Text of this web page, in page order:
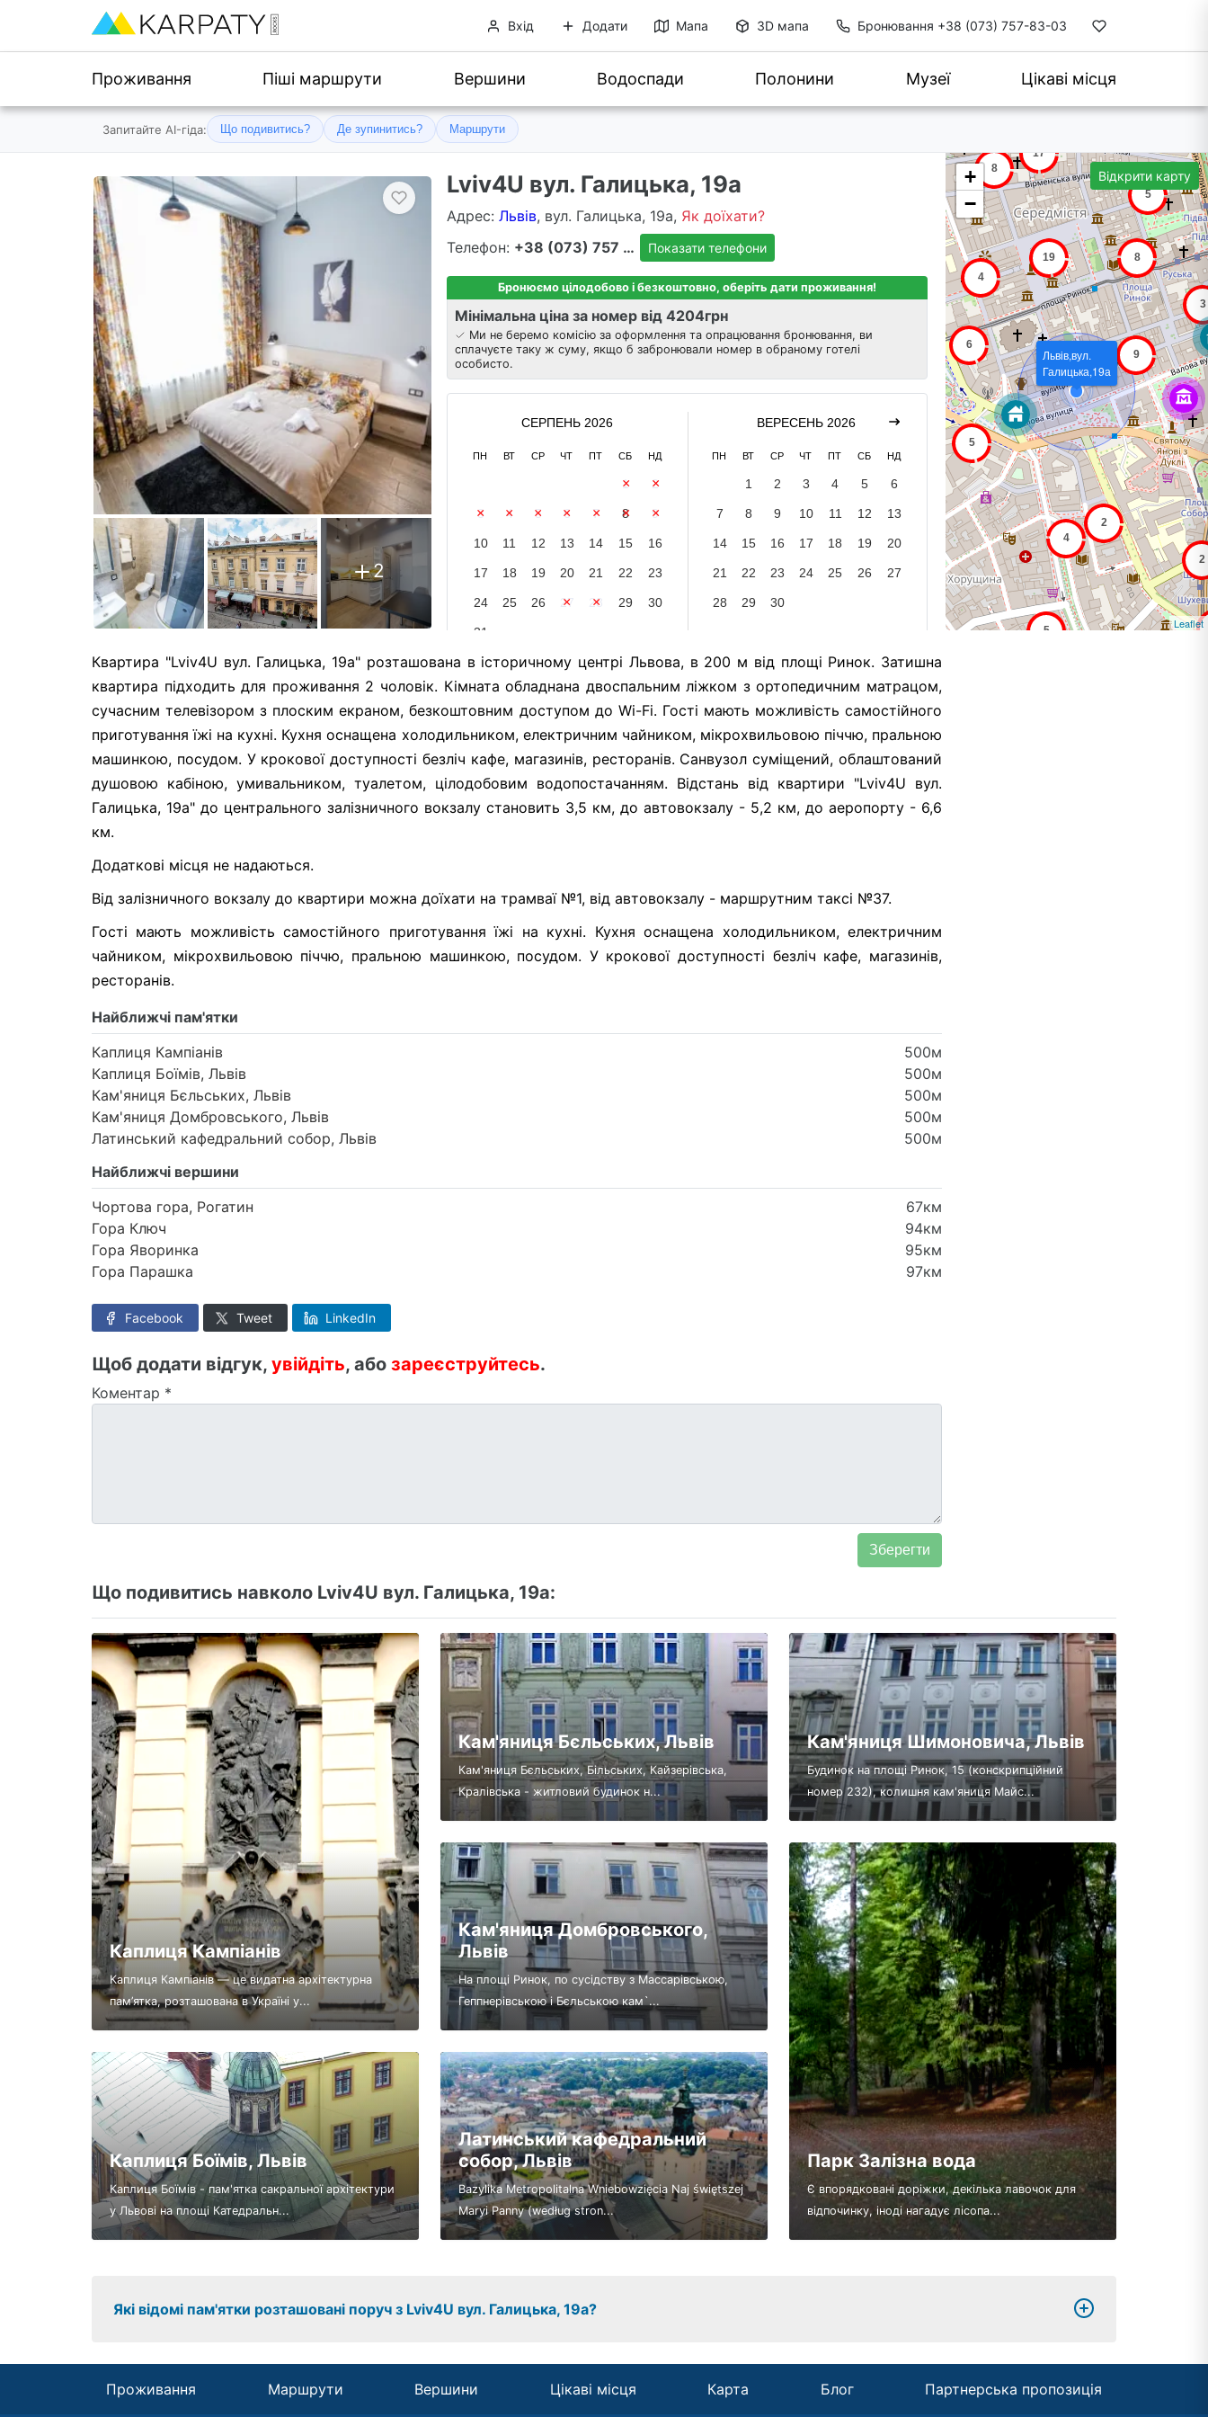
Вхід Додати Мапа 3D мапа Бронювання +38 (073) 757-83-03
Проживання Піші маршрути Вершини Водоспади Полонини Музеї Цікаві місця
Запитайте AI-гіда: Що подивитись? Де зупинитись? Маршрути
2
Lviv4U вул. Галицька, 19а
Адрес: Львів, вул. Галицька, 19а, Як доїхати?
Телефон:
+38 (073) 757 8303 Показати телефони
Бронюємо цілодобово і безкоштовно, оберіть дати проживання!
Мінімальна ціна за номер від 4204грн
Ми не беремо комісію за оформлення та опрацювання бронювання, ви
сплачуєте таку ж суму, якщо б забронювали номер в обраному готелі
особисто.
СЕРПЕНЬ 2026
ПН ВТ СР ЧТ ПТ СБ НД
1 2
3 4 5 6 7 8 9
10 11 12 13 14 15 16
17 18 19 20 21 22 23
24 25 26 27 28 29 30
31
ВЕРЕСЕНЬ 2026
ПН ВТ СР ЧТ ПТ СБ НД
1 2 3 4 5 6
7 8 9 10 11 12 13
14 15 16 17 18 19 20
21 22 23 24 25 26 27
28 29 30
Відкрити карту
Львів,вул.
Галицька,19а
+
−
Leaflet
Квартира "Lviv4U вул. Галицька, 19а" розташована в історичному центрі Львова, в 200 м від площі Ринок. Затишна
квартира підходить для проживання 2 чоловік. Кімната обладнана двоспальним ліжком з ортопедичним матрацом,
сучасним телевізором з плоским екраном, безкоштовним доступом до Wi-Fi. Гості мають можливість самостійного
приготування їжі на кухні. Кухня оснащена холодильником, електричним чайником, мікрохвильовою піччю, пральною
машинкою, посудом. У крокової доступності безліч кафе, магазинів, ресторанів. Санвузол суміщений, облаштований
душовою кабіною, умивальником, туалетом, цілодобовим водопостачанням. Відстань від квартири "Lviv4U вул.
Галицька, 19а" до центрального залізничного вокзалу становить 3,5 км, до автовокзалу - 5,2 км, до аеропорту - 6,6
км.
Додаткові місця не надаються.
Від залізничного вокзалу до квартири можна доїхати на трамваї №1, від автовокзалу - маршрутним таксі №37.
Гості мають можливість самостійного приготування їжі на кухні. Кухня оснащена холодильником, електричним
чайником, мікрохвильовою піччю, пральною машинкою, посудом. У крокової доступності безліч кафе, магазинів,
ресторанів.
Найближчі пам'ятки
Каплиця Кампіанів
500м
Каплиця Боїмів, Львів
500м
Кам'яниця Бєльських, Львів
500м
Кам'яниця Домбровського, Львів
500м
Латинський кафедральний собор, Львів
500м
Найближчі вершини
Чортова гора, Рогатин
67км
Гора Ключ
94км
Гора Яворинка
95км
Гора Парашка
97км
Facebook Tweet LinkedIn
Щоб додати відгук, увійдіть, або зареєструйтесь.
Коментар *
Що подивитись навколо Lviv4U вул. Галицька, 19а:
Каплиця Кампіанів
Каплиця Кампіанів — це видатна архітектурна
пам’ятка, розташована в Україні у...
Каплиця Боїмів, Львів
Каплиця Боїмів - пам'ятка сакральної архітектури
у Львові на площі Катедральн...
Кам'яниця Бєльських, Львів
Кам'яниця Бєльських, Більських, Кайзерівська,
Кралівська - житловий будинок н...
Кам'яниця Домбровського,
Львів
На площі Ринок, по сусідству з Массарівською,
Геппнерівською і Бєльською кам`...
Латинський кафедральний
собор, Львів
Bazylika Metropolitalna Wniebowzięcia Naj świętszej
Maryi Panny (według stron...
Кам'яниця Шимоновича, Львів
Будинок на площі Ринок, 15 (конскрипційний
номер 232), колишня кам'яниця Майс...
Парк Залізна вода
Є впорядковані доріжки, декілька лавочок для
відпочинку, іноді нагадує лісопа...
Які відомі пам'ятки розташовані поруч з Lviv4U вул. Галицька, 19а?
Проживання Маршрути Вершини Цікаві місця Карта Блог Партнерська пропозиція